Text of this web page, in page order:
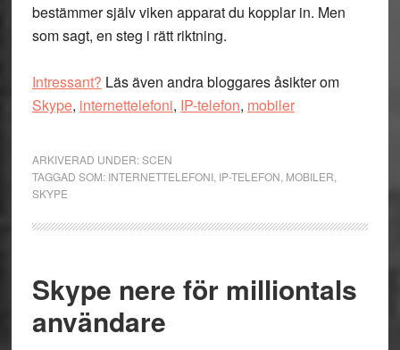
bestämmer själv viken apparat du kopplar in. Men
som sagt, en steg i rätt riktning.
Intressant? Läs även andra bloggares åsikter om
Skype, internettelefoni, IP-telefon, mobiler
ARKIVERAD UNDER:SCEN
TAGGAD SOM: INTERNETTELEFONI, IP-TELEFON MOBILER
SKYPE
Skype nere för milliontals
användare